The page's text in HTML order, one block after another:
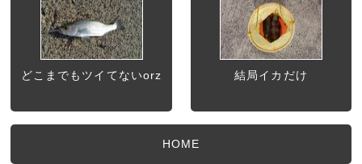
どこまでもツイてないorz 結局イカだけ
HOME